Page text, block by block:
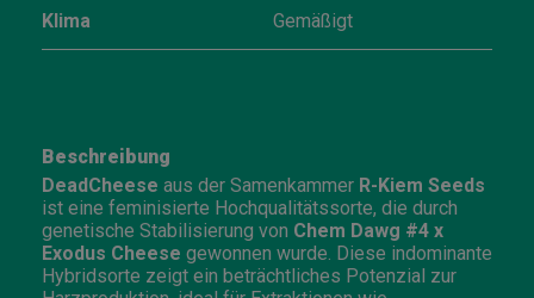
Klima Gemäßigt
Beschreibung
DeadCheese aus der Samenkammer R-Kiem Seeds
ist eine feminisierte Hochqualitätssorte, die durch
genetische Stabilisierung von Chem Dawg #4 x
Exodus Cheese gewonnen wurde. Diese indominante
Hybridsorte zeigt ein beträchtliches Potenzial zur